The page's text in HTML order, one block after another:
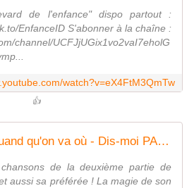
de l'enfance" dispo partout :
EnfanceID S'abonner à la chaîne :
channel/UCFJjUGix1vo2vaI7eholG
watch?v=eX4FtM3QmTw
👍
RENAUD - C'est quand qu'on va où - Dis-moi PAPA !
de la deuxième partie de
aussi sa préférée ! La magie de son